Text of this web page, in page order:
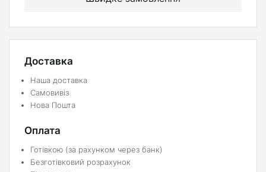
Доставка
Наша доставка
Самовивіз
Нова Пошта
Оплата
Готівкою (за рахунком через банк)
Безготівковий розрахунок